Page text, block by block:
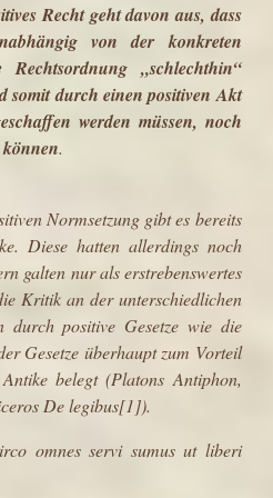
Recht geht davon aus, dass
von der konkreten
„schlechthin“
somit durch einen positiven Akt
werden müssen, noch
können.
Normsetzung gibt es bereits
. Diese hatten allerdings noch
galten nur als erstrebenswertes
Kritik an der unterschiedlichen
durch positive Gesetze wie die
Gesetze überhaupt zum Vorteil
belegt (Platons Antiphon,
De legibus[1]).
omnes servi sumus ut liberi